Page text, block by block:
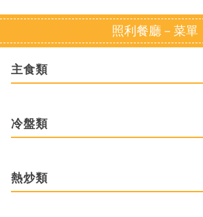
照利餐廳－菜單
主食類
冷盤類
熱炒類